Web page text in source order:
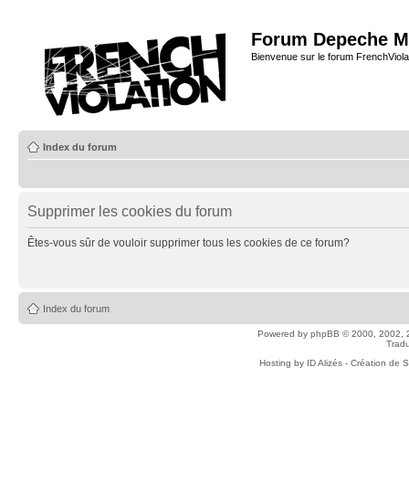
Forum Depeche
Bienvenue sur le forum
Index du forum
Supprimer les cookies du forum
Êtes-vous sûr de vouloir supprimer tous les cookies de ce forum?
Index du forum
Powered by phpBB © 2000, 2002,
Hosting by ID Alizés - Création de